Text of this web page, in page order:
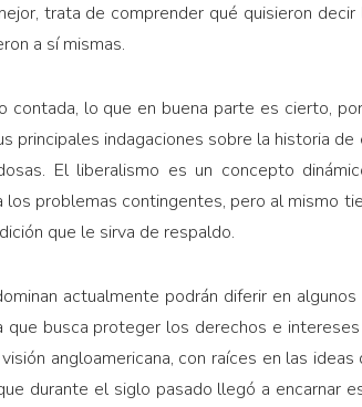
trata de comprender qué quisieron decir
a sí mismas.
lo que en buena parte es cierto,
principales indagaciones sobre la historia
El liberalismo es un concepto
problemas contingentes, pero al mismo
que le sirva de respaldo.
actualmente podrán diferir en
busca proteger los derechos e
angloamericana, con raíces en las
durante el siglo pasado llegó a encarnar